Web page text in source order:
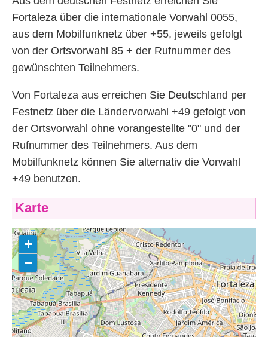
Fortaleza über die internationale Vorwahl 0055,
aus dem Mobilfunknetz über +55, jeweils gefolgt
von der Ortsvorwahl 85 + der Rufnummer des
gewünschten Teilnehmers.
Von Fortaleza aus erreichen Sie Deutschland per
Festnetz über die Ländervorwahl +49 gefolgt von
der Ortsvorwahl ohne vorangestellte "0" und der
Rufnummer des Teilnehmers. Aus dem
Mobilfunknetz können Sie alternativ die Vorwahl
+49 benutzen.
Karte